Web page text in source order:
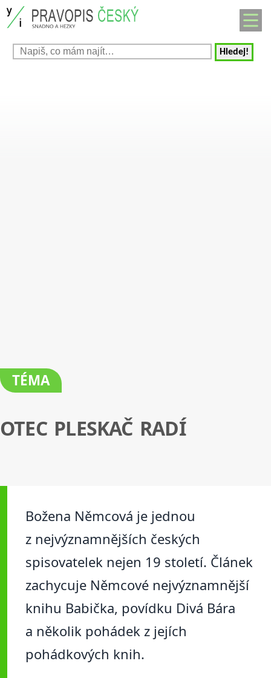
Hledej!
TÉMA
OTEC PLESKAČ RADÍ
Božena Němcová je jednou
z nejvýznamnějších českých
spisovatelek nejen 19 století. Článek
zachycuje Němcové nejvýznamnější
knihu Babička, povídku Divá Bára
a několik pohádek z jejích
pohádkových knih.